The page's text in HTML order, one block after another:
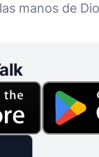
manos de